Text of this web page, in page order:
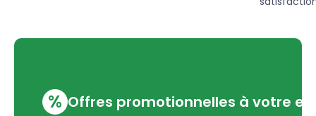
% Offres promotionnelles à votre